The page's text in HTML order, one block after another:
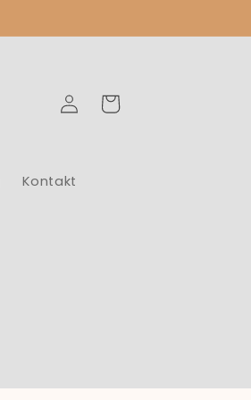
Kontakt
EinloggenWarenkorb